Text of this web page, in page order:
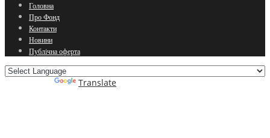
Головна
Про Фонд
Контакти
Новини
Публічна оферта
Translate